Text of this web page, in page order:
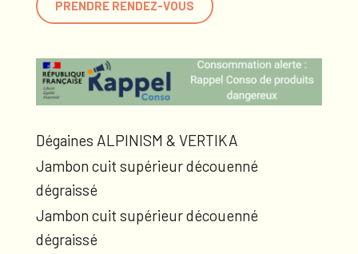
PRENDRE RENDEZ-VOUS
Dégaines ALPINISM & VERTIKA
Jambon cuit supérieur découenné
dégraissé
Jambon cuit supérieur découenné
dégraissé